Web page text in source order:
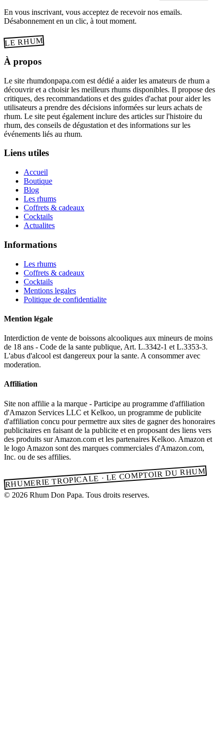
En vous inscrivant, vous acceptez de recevoir nos emails.
Désabonnement en un clic, à tout moment.
LE RHUM
À propos
Le site rhumdonpapa.com est dédié a aider les amateurs de rhum a
découvrir et a choisir les meilleurs rhums disponibles. Il propose des
critiques, des recommandations et des guides d'achat pour aider les
utilisateurs a prendre des décisions informées sur leurs achats de
rhum. Le site peut également inclure des articles sur l'histoire du
rhum, des conseils de dégustation et des informations sur les
événements liés au rhum.
Liens utiles
Accueil
Boutique
Blog
Les rhums
Coffrets & cadeaux
Cocktails
Actualites
Informations
Les rhums
Coffrets & cadeaux
Cocktails
Mentions legales
Politique de confidentialite
Mention légale
Interdiction de vente de boissons alcooliques aux mineurs de moins
de 18 ans - Code de la sante publique, Art. L.3342-1 et L.3353-3.
L'abus d'alcool est dangereux pour la sante. A consommer avec
moderation.
Affiliation
Site non affilie a la marque - Participe au programme d'affiliation
d'Amazon Services LLC et Kelkoo, un programme de publicite
d'affiliation concu pour permettre aux sites de gagner des honoraires
publicitaires en faisant de la publicite et en proposant des liens vers
des produits sur Amazon.com et les partenaires Kelkoo. Amazon et
le logo Amazon sont des marques commerciales d'Amazon.com,
Inc. ou de ses affilies.
RHUMERIE TROPICALE · LE COMPTOIR DU RHUM
© 2026 Rhum Don Papa. Tous droits reserves.